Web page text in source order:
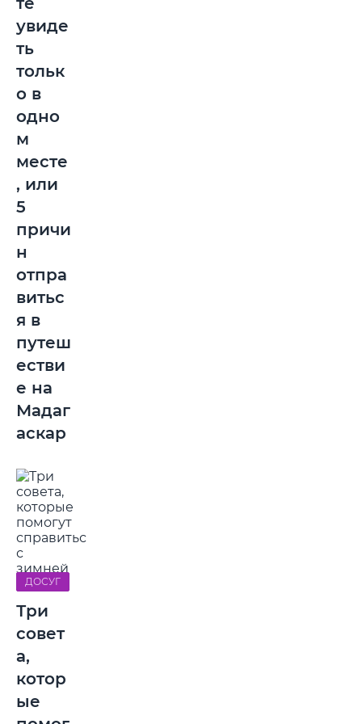
увиде
ть
тольк
о в
одно
м
месте
, или
5
причи
н
отпра
витьс
я в
путеш
естви
е на
Мадаг
аскар
ДОСУГ
Три
совет
а,
котор
ые